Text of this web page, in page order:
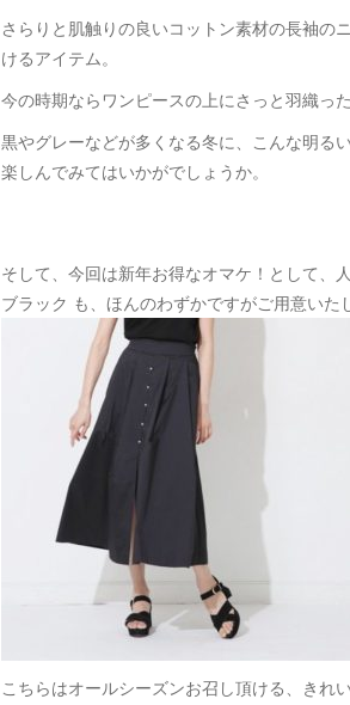
さらりと肌触りの良いコットン素材の長袖の
けるアイテム。
今の時期ならワンピースの上にさっと羽織っ
黒やグレーなどが多くなる冬に、こんな明る
楽しんでみてはいかがでしょうか。
そして、今回は新年お得なオマケ！として、
ブラック も、ほんのわずかですがご用意いた
こちらはオールシーズンお召し頂ける、きれ